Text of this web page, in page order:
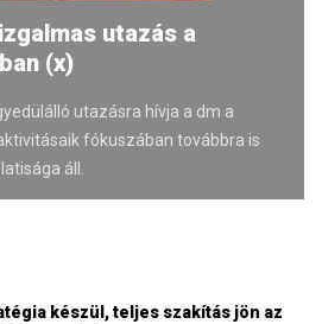
utazás a
(x)
utazásra hívja a dm a
fókuszában továbbra is
áll.
készül, teljes szakítás jön az